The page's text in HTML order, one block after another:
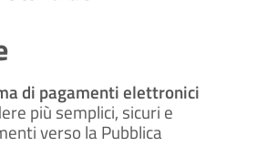
di pagamenti elettronici
più semplici, sicuri e
verso la Pubblica